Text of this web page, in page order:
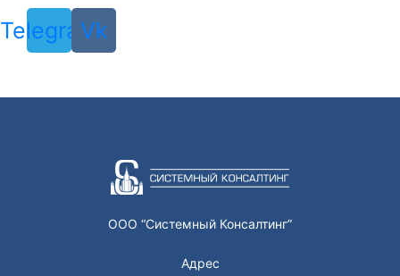
Telegram
Vk
ООО “Системный Консалтинг”
Адрес